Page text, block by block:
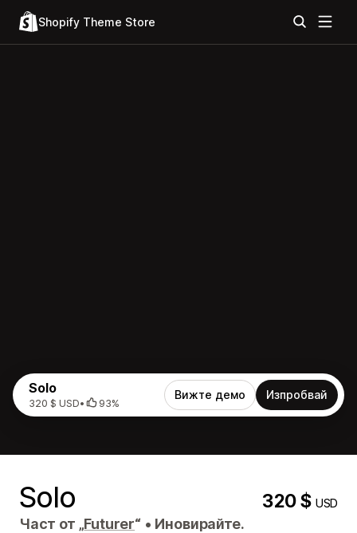
Shopify Theme Store
Solo
320 $ USD• 93%
Вижте демо Изпробвай
Solo 320 $USD
Част от „Futurer“ • Иновирайте.